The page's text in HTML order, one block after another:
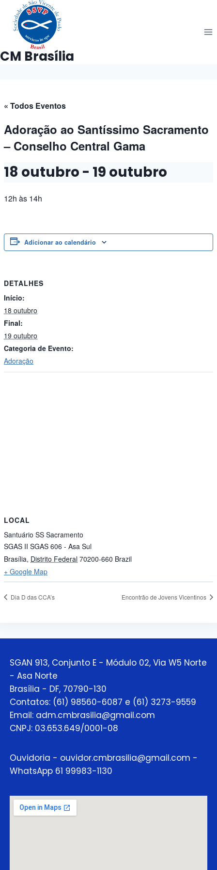
Pular
para
Conteúdo
CM Brasília
« Todos Eventos
Adoração ao Santíssimo Sacramento
– Conselho Central Gama
18 outubro - 19 outubro
12h às 14h
Adicionar ao calendário
DETALHES
Início:
18 outubro
Final:
19 outubro
Categoria de Evento:
Adoração
LOCAL
Santuário SS Sacramento
SGAS II SGAS 606 - Asa Sul
Brasília, Distrito Federal 70200-660 Brazil
+ Google Map
Dia D das CCA’s Encontrão de Jovens Vicentinos
SGAN 913, Conjunto E - Módulo 02, Via W5 Norte
- Asa Norte
Brasília - DF, 70790-130
Contatos: (61) 98560-6087 e (61) 3273-9559
Email: adm.cmbrasilia@gmail.com
CNPJ: 03.653.649/0001-08
Ouvidoria - ouvidor.cmbrasilia@gmail.com -
WhatsApp 61 99983-1130